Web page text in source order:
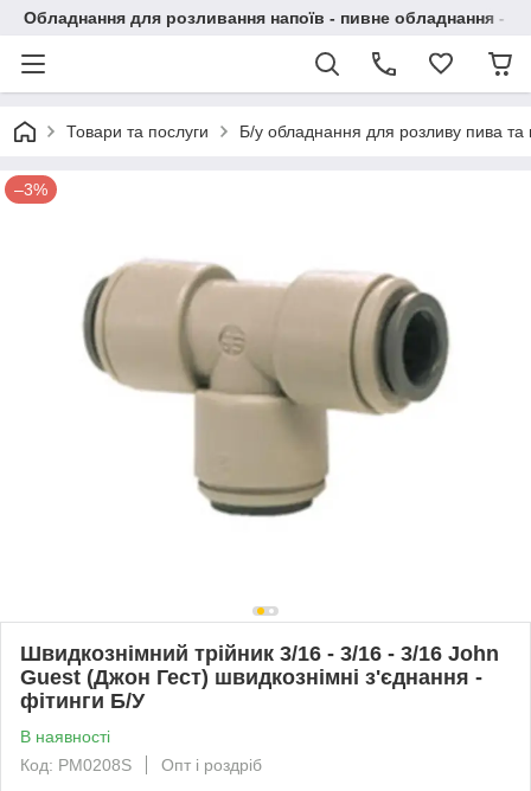
Обладнання для розливання напоїв - пивне обладнання - в
Товари та послуги Б/у обладнання для розливу пива та
–3%
Швидкознімний трійник 3/16 - 3/16 - 3/16 John
Guest (Джон Гест) швидкознімні з'єднання -
фітинги Б/У
В наявності
Код: PM0208S
Опт і роздріб